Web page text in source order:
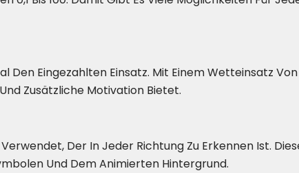
Eingezahlten Einsatz. Mit Einem Wetteinsatz
Zusätzliche Motivation Bietet.
Der In Jeder Richtung Zu Erkennen Ist.
Und Dem Animierten Hintergrund.